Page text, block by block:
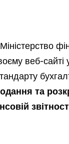
веб-сайті
та